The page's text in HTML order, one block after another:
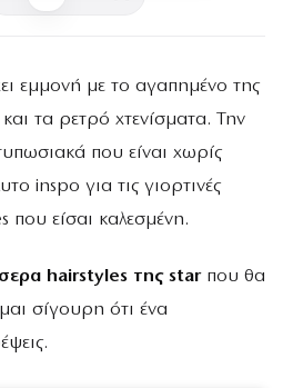
εμμονή με το αγαπημένο της
τα ρετρό χτενίσματα. Την
που είναι χωρίς
inspo για τις γιορτινές
που είσαι καλεσμένη.
hairstyles της starπου θα
σίγουρη ότι ένα